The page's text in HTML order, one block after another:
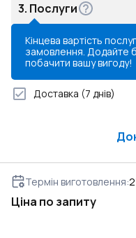
3. Послуги
Кінцева вартість
замовлення. Додайте
побачити вашу вигоду!
Доставка (7 днів)
Термін виготовлення:
Ціна по запиту